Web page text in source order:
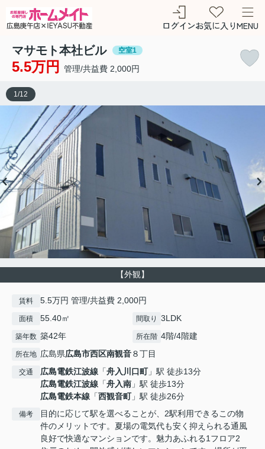
ログインお気に入りMENU
マサモト本社ビル 空室1
5.5万円 管理/共益費 2,000円
【外観】
1 /12
賃料 5.5万円 管理/共益費 2,000円
面積 55.40㎡ 間取り 3LDK
築年数 築42年 所在階 4階/4階建
所在地 広島県広島市西区南観音８丁目
交通 広島電鉄江波線 「舟入川口町」駅 徒歩13分
広島電鉄江波線 「舟入南 」駅 徒歩13分
広島電鉄本線 「西観音町」駅 徒歩26分
備考
目的に応じて駅を選べることが、2駅利用できるこの物
件のメリットです。夏場の電気代も安く抑えられる通風
良好で快適なマンションです。魅力あふれる1フロア2